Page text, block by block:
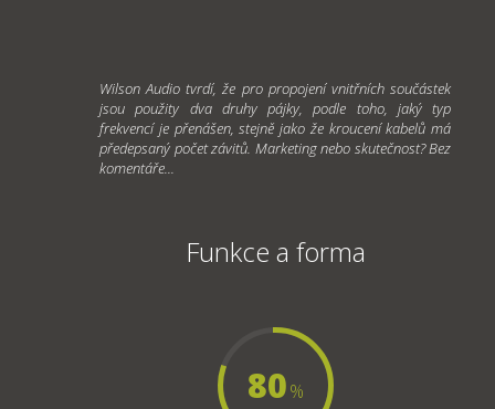
Wilson Audio tvrdí, že pro propojení vnitřních součástek
jsou použity dva druhy pájky, podle toho, jaký typ
frekvencí je přenášen, stejně jako že kroucení kabelů má
předepsaný počet závitů. Marketing nebo skutečnost? Bez
komentáře...
Funkce a forma
80%